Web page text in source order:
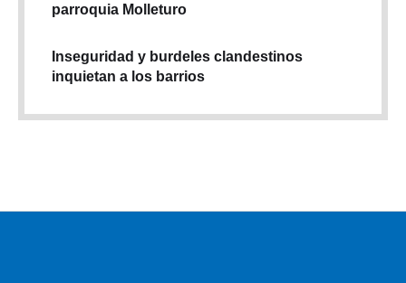
parroquia Molleturo
Inseguridad y burdeles clandestinos
inquietan a los barrios